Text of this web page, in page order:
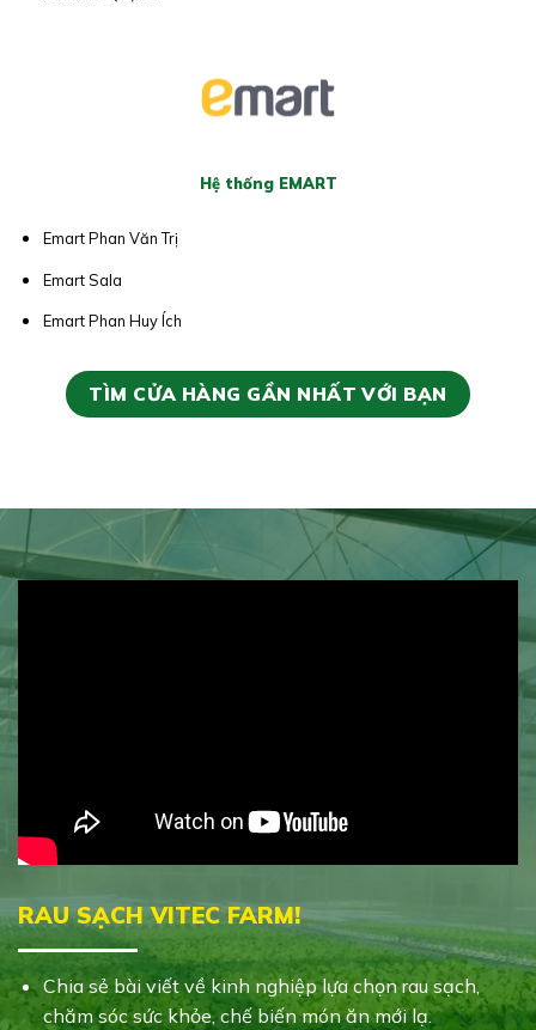
Hệ thống EMART
Emart Phan Văn Trị
Emart Sala
Emart Phan Huy Ích
TÌM CỬA HÀNG GẦN NHẤT VỚI BẠN
RAU SẠCH VITEC FARM!
Chia sẻ bài viết về kinh nghiệp lựa chọn rau sạch,
chăm sóc sức khỏe, chế biến món ăn mới lạ.